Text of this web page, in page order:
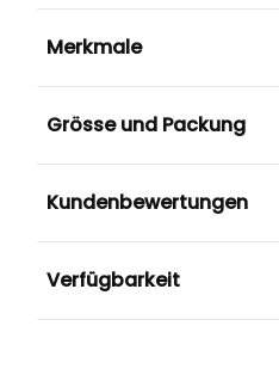
Merkmale
Grösse und Packung
Kundenbewertungen
Verfügbarkeit